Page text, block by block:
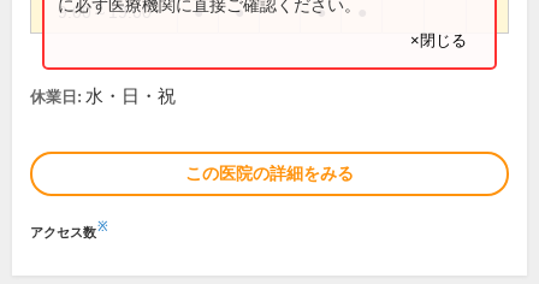
9:00～19:00 ● ● ●
に必ず医療機関に直接ご確認ください。
×閉じる
休業日: 水・日・祝
この医院の詳細をみる
アクセス数※